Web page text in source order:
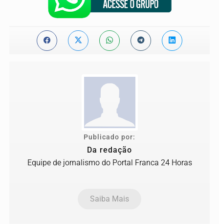
Publicado por:
Da redação
Equipe de jornalismo do Portal Franca 24 Horas
Saiba Mais